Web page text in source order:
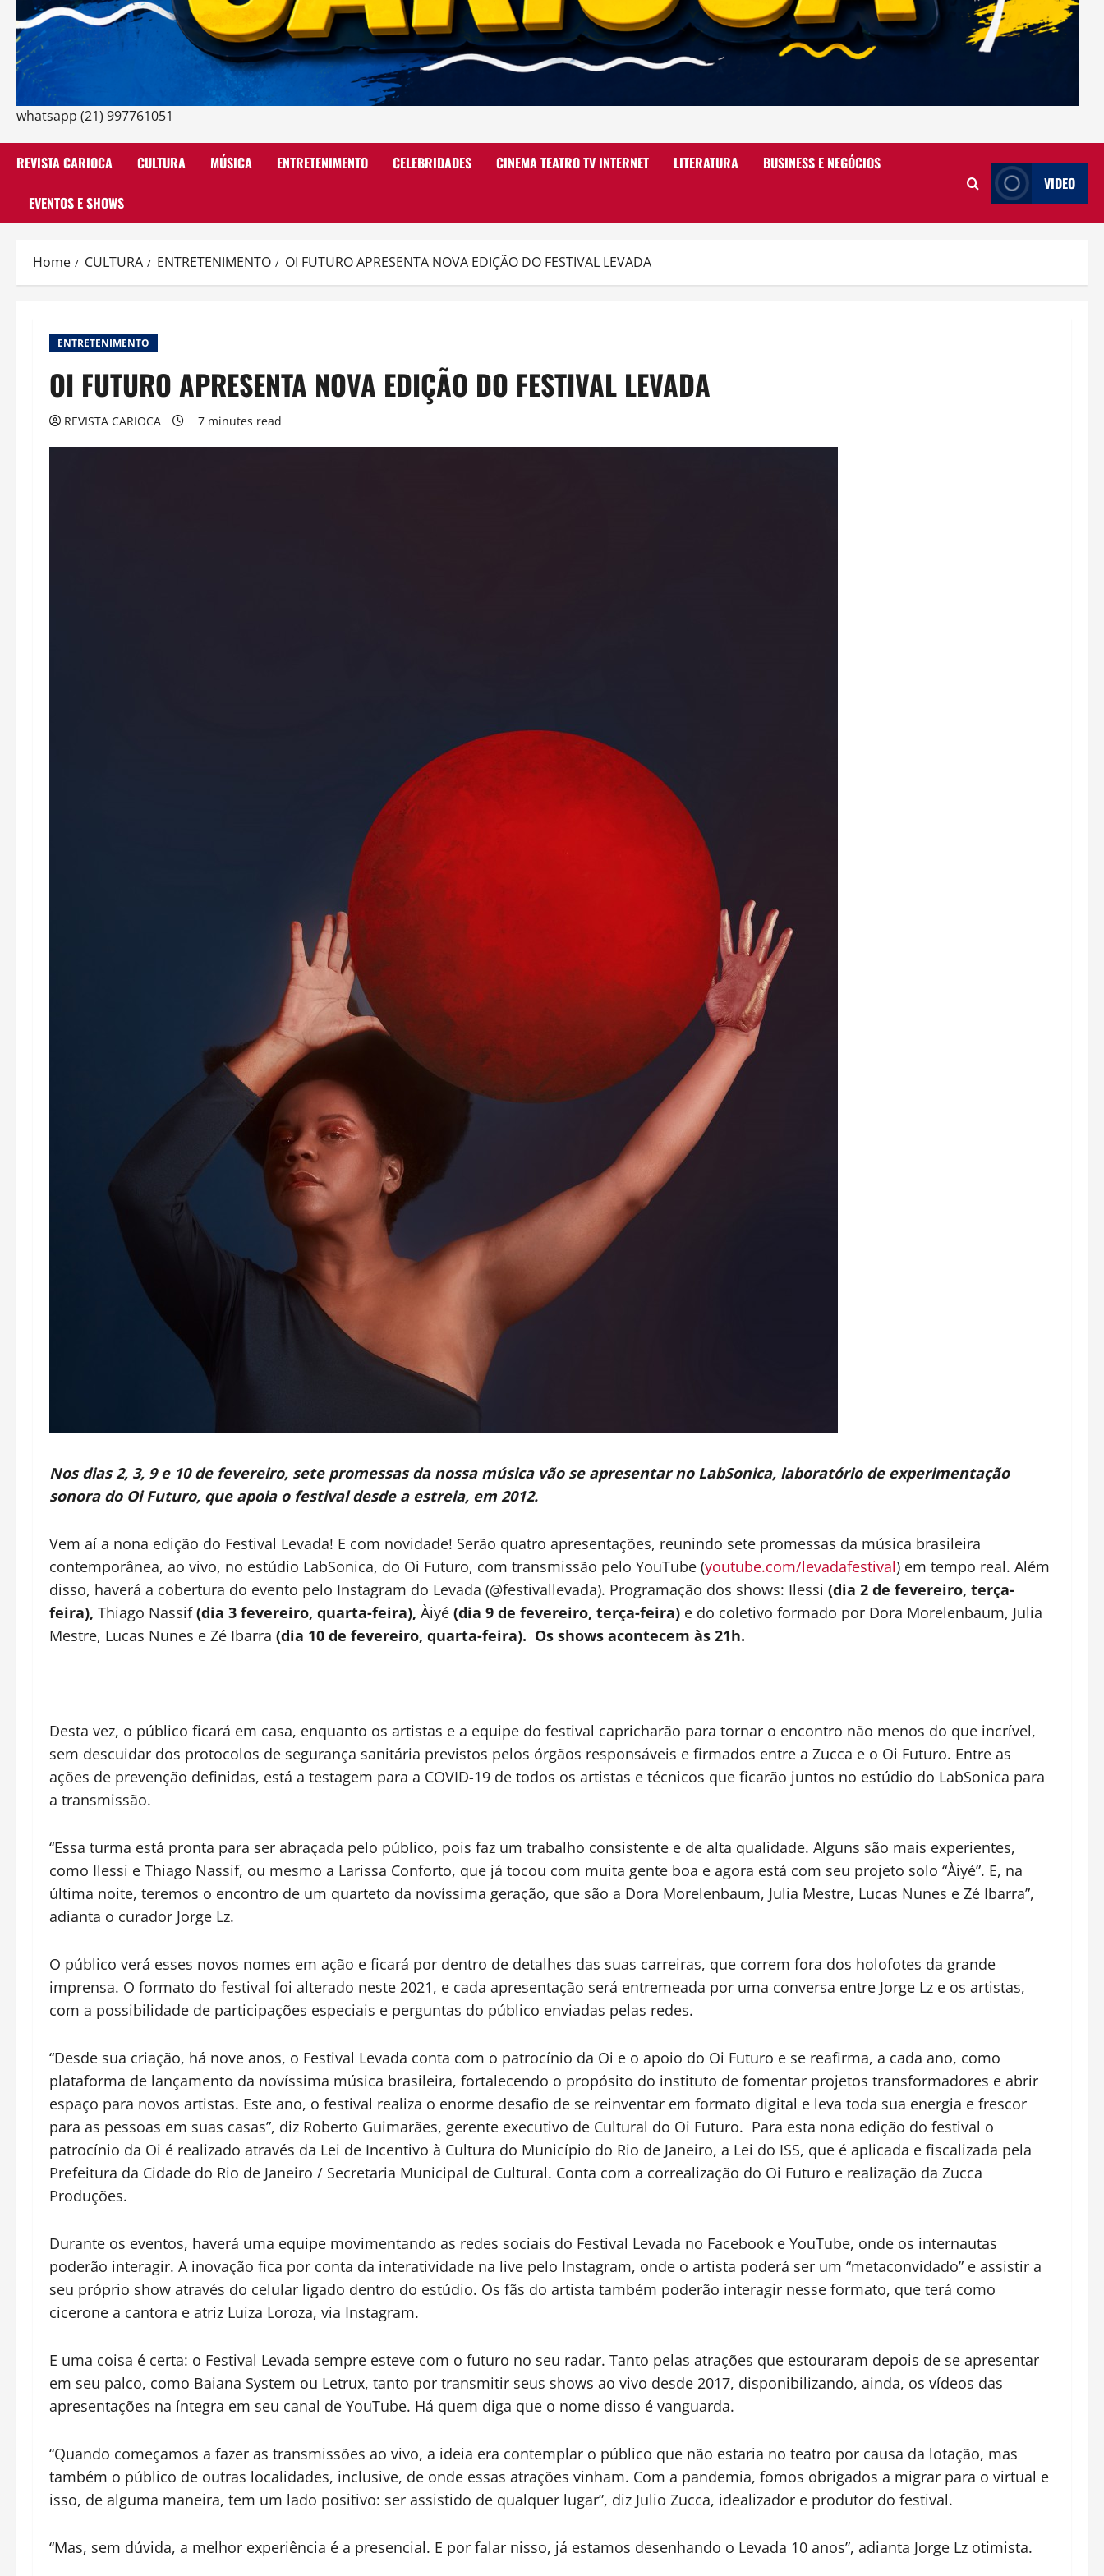
whatsapp (21) 997761051
REVISTA CARIOCA CULTURA MÚSICA ENTRETENIMENTO CELEBRIDADES CINEMA TEATRO TV INTERNET LITERATURA BUSINESS E NEGÓCIOS
EVENTOS E SHOWS
VIDEO
Home CULTURA ENTRETENIMENTO OI FUTURO APRESENTA NOVA EDIÇÃO DO FESTIVAL LEVADA
ENTRETENIMENTO
OI FUTURO APRESENTA NOVA EDIÇÃO DO FESTIVAL LEVADA
REVISTA CARIOCA 7 minutes read
Nos dias 2, 3, 9 e 10 de fevereiro, sete promessas da nossa música vão se apresentar no LabSonica, laboratório de experimentação
sonora do Oi Futuro, que apoia o festival desde a estreia, em 2012.
Vem aí a nona edição do Festival Levada! E com novidade! Serão quatro apresentações, reunindo sete promessas da música brasileira
contemporânea, ao vivo, no estúdio LabSonica, do Oi Futuro, com transmissão pelo YouTube (youtube.com/levadafestival) em tempo real. Além
disso, haverá a cobertura do evento pelo Instagram do Levada (@festivallevada). Programação dos shows: Ilessi (dia 2 de fevereiro, terça-
feira), Thiago Nassif(dia 3 fevereiro, quarta-feira), Àiyé (dia 9 de fevereiro, terça-feira) e do coletivo formado por Dora Morelenbaum, Julia
Mestre, Lucas Nunes e Zé Ibarra (dia 10 de fevereiro, quarta-feira). Os shows acontecem às 21h.
Desta vez, o público ficará em casa, enquanto os artistas e a equipe do festival capricharão para tornar o encontro não menos do que incrível,
sem descuidar dos protocolos de segurança sanitária previstos pelos órgãos responsáveis e firmados entre a Zucca e o Oi Futuro. Entre as
ações de prevenção definidas, está a testagem para a COVID-19 de todos os artistas e técnicos que ficarão juntos no estúdio do LabSonica para
a transmissão.
“Essa turma está pronta para ser abraçada pelo público, pois faz um trabalho consistente e de alta qualidade. Alguns são mais experientes,
como Ilessi e Thiago Nassif, ou mesmo a Larissa Conforto, que já tocou com muita gente boa e agora está com seu projeto solo “Àiyé”. E, na
última noite, teremos o encontro de um quarteto da novíssima geração, que são a Dora Morelenbaum, Julia Mestre, Lucas Nunes e Zé Ibarra”,
adianta o curador Jorge Lz.
O público verá esses novos nomes em ação e ficará por dentro de detalhes das suas carreiras, que correm fora dos holofotes da grande
imprensa. O formato do festival foi alterado neste 2021, e cada apresentação será entremeada por uma conversa entre Jorge Lz e os artistas,
com a possibilidade de participações especiais e perguntas do público enviadas pelas redes.
“Desde sua criação, há nove anos, o Festival Levada conta com o patrocínio da Oi e o apoio do Oi Futuro e se reafirma, a cada ano, como
plataforma de lançamento da novíssima música brasileira, fortalecendo o propósito do instituto de fomentar projetos transformadores e abrir
espaço para novos artistas. Este ano, o festival realiza o enorme desafio de se reinventar em formato digital e leva toda sua energia e frescor
para as pessoas em suas casas”, diz Roberto Guimarães, gerente executivo de Cultural do Oi Futuro. Para esta nona edição do festival o
patrocínio da Oi é realizado através da Lei de Incentivo à Cultura do Município do Rio de Janeiro, a Lei do ISS, que é aplicada e fiscalizada pela
Prefeitura da Cidade do Rio de Janeiro / Secretaria Municipal de Cultural. Conta com a correalização do Oi Futuro e realização da Zucca
Produções.
Durante os eventos, haverá uma equipe movimentando as redes sociais do Festival Levada no Facebook e YouTube, onde os internautas
poderão interagir. A inovação fica por conta da interatividade na live pelo Instagram, onde o artista poderá ser um “metaconvidado” e assistir a
seu próprio show através do celular ligado dentro do estúdio. Os fãs do artista também poderão interagir nesse formato, que terá como
cicerone a cantora e atriz Luiza Loroza, via Instagram.
E uma coisa é certa: o Festival Levada sempre esteve com o futuro no seu radar. Tanto pelas atrações que estouraram depois de se apresentar
em seu palco, como Baiana System ou Letrux, tanto por transmitir seus shows ao vivo desde 2017, disponibilizando, ainda, os vídeos das
apresentações na íntegra em seu canal de YouTube. Há quem diga que o nome disso é vanguarda.
“Quando começamos a fazer as transmissões ao vivo, a ideia era contemplar o público que não estaria no teatro por causa da lotação, mas
também o público de outras localidades, inclusive, de onde essas atrações vinham. Com a pandemia, fomos obrigados a migrar para o virtual e
isso, de alguma maneira, tem um lado positivo: ser assistido de qualquer lugar”, diz Julio Zucca, idealizador e produtor do festival.
“Mas, sem dúvida, a melhor experiência é a presencial. E por falar nisso, já estamos desenhando o Levada 10 anos”, adianta Jorge Lz otimista.